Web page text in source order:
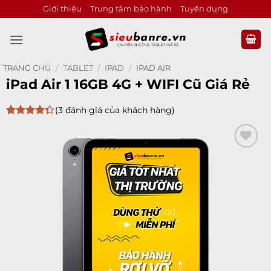
qua
nội
Giới thiệu Trung tâm bảo hành Tuyển dụng
TRANG CHỦ / TABLET / IPAD / IPAD AIR
iPad Air 1 16GB 4G + WIFI Cũ Giá Rẻ
(3đánh giá của khách hàng)